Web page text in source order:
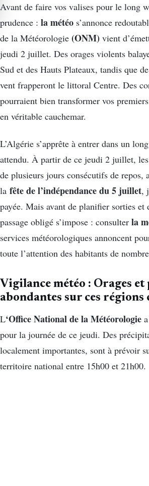
Avant de faire vos valises pour le long
prudence : la météo s’annonce
de la Météorologie (ONM) vient
jeudi 2 juillet. Des orages violents
Sud et des Hauts Plateaux, tandis que
vent frapperont le littoral Centre. Des
pourraient bien transformer vos
en véritable cauchemar.
L’Algérie s’apprête à entrer dans un
attendu. À partir de ce jeudi 2 juillet,
de plusieurs jours consécutifs de repos,
la fête de l’indépendance du 5 juillet,
payée. Mais avant de planifier sorties et
passage obligé s’impose : consulter la
services météorologiques annoncent
toute l’attention des habitants de
Vigilance météo : Orages et
abondantes sur ces régions
L‘Office National de la Météorologie
pour la journée de ce jeudi. Des
localement importantes, sont à prévoir
territoire national entre 15h00 et 21h00.